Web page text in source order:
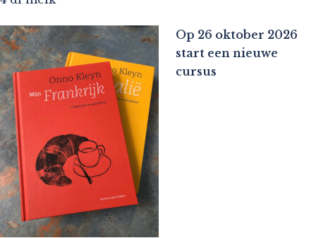
Op 26 oktober 2026
start een nieuwe
cursus